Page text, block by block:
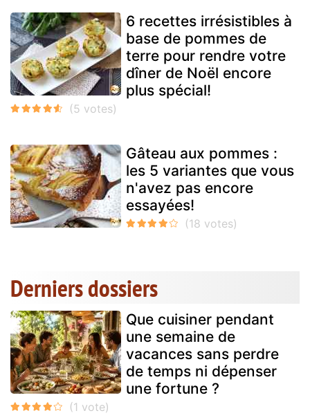
6 recettes irrésistibles à
base de pommes de
terre pour rendre votre
dîner de Noël encore
plus spécial!
Gâteau aux pommes :
les 5 variantes que vous
n'avez pas encore
essayées!
Derniers dossiers
Que cuisiner pendant
une semaine de
vacances sans perdre
de temps ni dépenser
une fortune ?